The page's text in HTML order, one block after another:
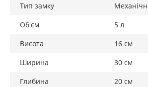
Тип замку
Об'єм
5 л
Висота
16 см
Ширина
30 см
Глибина
20 см